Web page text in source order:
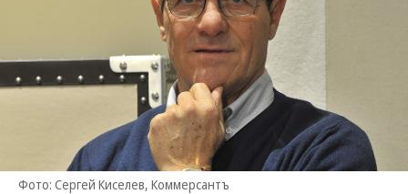
Фото: Сергей Киселев, Коммерсантъ